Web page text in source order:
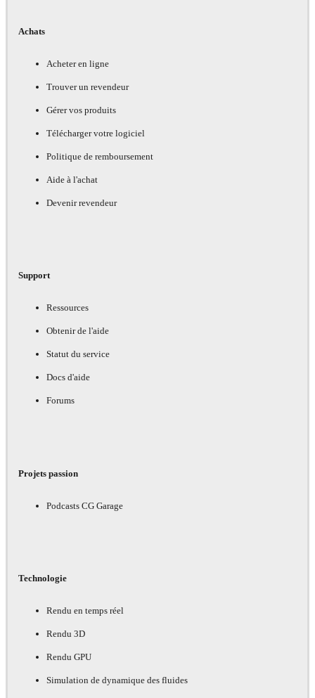
Achats
Acheter en ligne
Trouver un revendeur
Gérer vos produits
Télécharger votre logiciel
Politique de remboursement
Aide à l'achat
Devenir revendeur
Support
Ressources
Obtenir de l'aide
Statut du service
Docs d'aide
Forums
Projets passion
Podcasts CG Garage
Technologie
Rendu en temps réel
Rendu 3D
Rendu GPU
Simulation de dynamique des fluides